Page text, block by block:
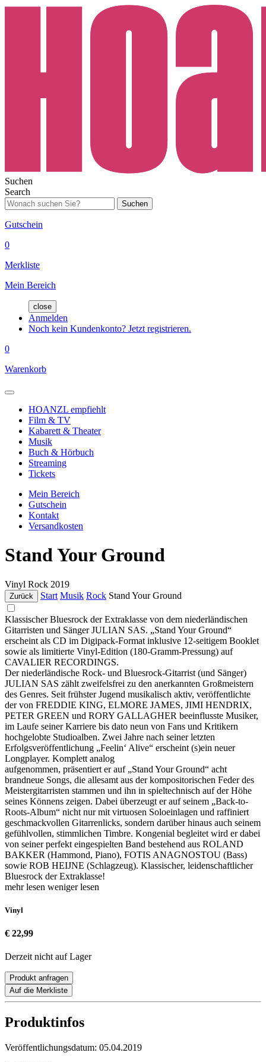
Suchen
Search
Suchen
Gutschein
0
Merkliste
Mein Bereich
close
Anmelden
Noch kein Kundenkonto? Jetzt registrieren.
0
Warenkorb
HOANZL empfiehlt
Film & TV
Kabarett & Theater
Musik
Buch & Hörbuch
Streaming
Tickets
Mein Bereich
Gutschein
Kontakt
Versandkosten
Stand Your Ground
Vinyl Rock 2019
Zurück Start Musik Rock Stand Your Ground
Klassischer Bluesrock der Extraklasse von dem niederländischen
Gitarristen und Sänger JULIAN SAS. „Stand Your Ground“
erscheint als CD im Digipack-Format inklusive 12-seitigem Booklet
sowie als limitierte Vinyl-Edition (180-Gramm-Pressung) auf
CAVALIER RECORDINGS.
Der niederländische Rock- und Bluesrock-Gitarrist (und Sänger)
JULIAN SAS zählt zweifelsfrei zu den anerkannten Großmeistern
des Genres. Seit frühster Jugend musikalisch aktiv, veröffentlichte
der von FREDDIE KING, ELMORE JAMES, JIMI HENDRIX,
PETER GREEN und RORY GALLAGHER beeinflusste Musiker,
im Laufe seiner Karriere bis dato neun von Fans und Kritikern
hochgelobte Studioalben. Zwei Jahre nach seiner letzten
Erfolgsveröffentlichung „Feelin‘ Alive“ erscheint (s)ein neuer
Longplayer. Komplett analog
aufgenommen, präsentiert er auf „Stand Your Ground“ acht
brandneue Songs, die allesamt aus der kompositorischen Feder des
Meistergitarristen stammen und ihn in spieltechnisch auf der Höhe
seines Könnens zeigen. Dabei überzeugt er auf seinem „Back-to-
Roots-Album“ nicht nur mit virtuosen Soloeinlagen und raffiniert
geschmackvollen Gitarrenlicks, sondern darüber hinaus auch seinem
gefühlvollen, stimmlichen Timbre. Kongenial begleitet wird er dabei
von seiner perfekt eingespielten Band bestehend aus ROLAND
BAKKER (Hammond, Piano), FOTIS ANAGNOSTOU (Bass)
sowie ROB HEIJNE (Schlagzeug). Klassischer, leidenschaftlicher
Bluesrock der Extraklasse!
mehr lesen weniger lesen
Vinyl
€ 22,99
Derzeit nicht auf Lager
Produkt anfragen
Auf die Merkliste
Produktinfos
Veröffentlichungsdatum: 05.04.2019